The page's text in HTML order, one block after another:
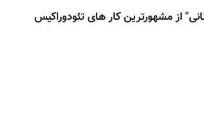
از مشهورترین کار های تئودوراکیس